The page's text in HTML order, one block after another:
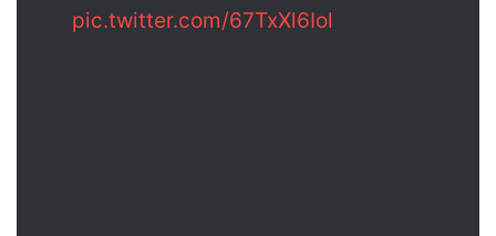
pic.twitter.com/67TxXl6Iol